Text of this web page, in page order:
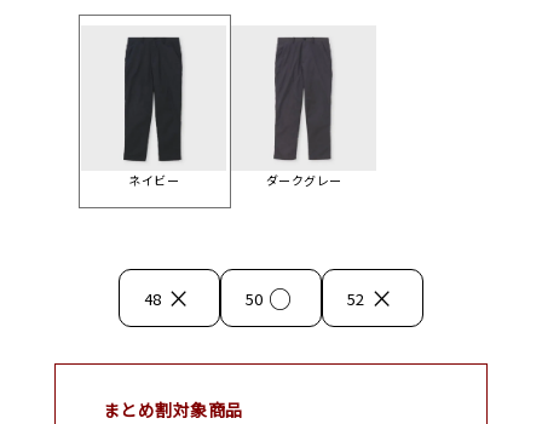
ネイビー ダークグレー
48 × 50 ○ 52 ×
まとめ割対象商品